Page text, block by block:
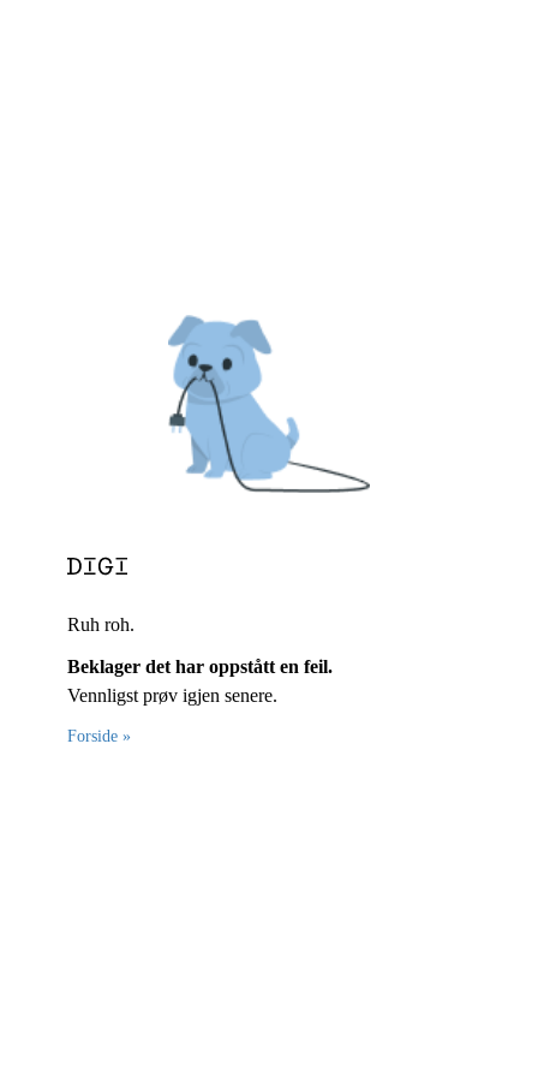
Ruh roh.
Beklager det har oppstått en feil.
Vennligst prøv igjen senere.
Forside »